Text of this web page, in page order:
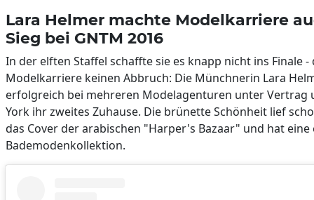
Lara Helmer machte Modelkarriere
Sieg bei GNTM 2016
In der elften Staffel schaffte sie es knapp nicht ins Finale
Modelkarriere keinen Abbruch: Die Münchnerin Lara
erfolgreich bei mehreren Modelagenturen unter Vertrag
York ihr zweites Zuhause. Die brünette Schönheit lief
das Cover der arabischen "Harper's Bazaar" und hat eine
Bademodenkollektion.